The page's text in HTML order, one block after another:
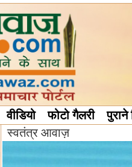
वीडियो फोटो गैलरी
स्वतंत्र आवाज़